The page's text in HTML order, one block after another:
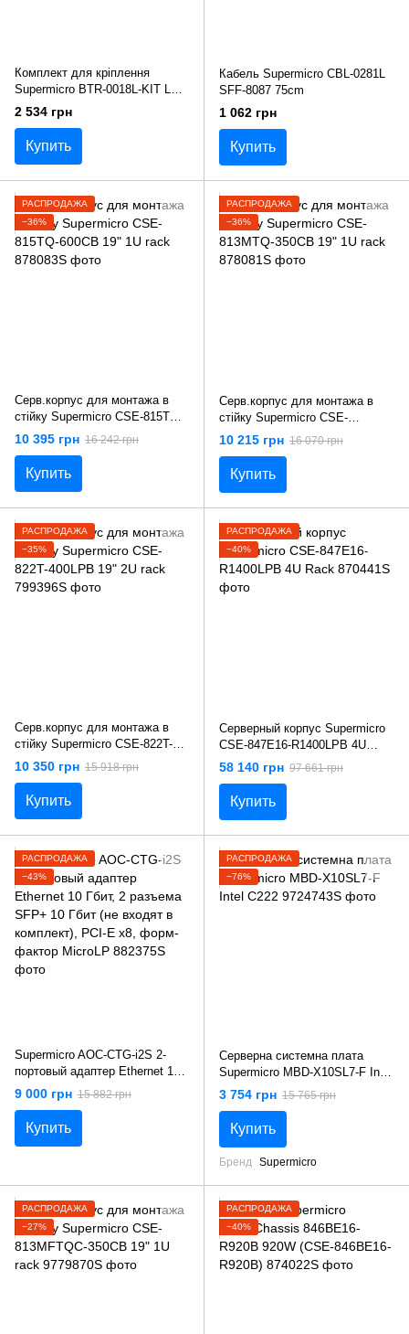
Комплект для кріплення
Supermicro BTR-0018L-KIT LSI
iBBU07
2 534 грн
Купить
Кабель Supermicro CBL-0281L
SFF-8087 75cm
1 062 грн
Купить
РАСПРОДАЖА
−36%
Серв.корпус для монтажа в
стiйку Supermicro CSE-815TQ-
600CB 19" 1U rack
10 395 грн 16 242 грн
Купить
РАСПРОДАЖА
−36%
Серв.корпус для монтажа в
стiйку Supermicro CSE-
813MTQ-350CB 19" 1U rack
10 215 грн 16 070 грн
Купить
РАСПРОДАЖА
−35%
Серв.корпус для монтажа в
стiйку Supermicro CSE-822T-
400LPB 19" 2U rack
10 350 грн 15 918 грн
Купить
РАСПРОДАЖА
−40%
Серверный корпус Supermicro
CSE-847E16-R1400LPB 4U
Rack
58 140 грн 97 661 грн
Купить
РАСПРОДАЖА
−43%
Supermicro AOC-CTG-i2S 2-
портовый адаптер Ethernet 10
Гбит, 2 разъема SFP+ 10 Гбит
(не входят в комплект), PCI-E
x8, форм-фактор MicroLP
9 000 грн 15 882 грн
Купить
РАСПРОДАЖА
−76%
Серверна системна плата
Supermicro MBD-X10SL7-F Intel
C222
3 754 грн 15 765 грн
Купить
Бренд Supermicro
РАСПРОДАЖА
−27%
РАСПРОДАЖА
−40%